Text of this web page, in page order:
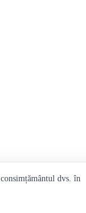
dvs. în